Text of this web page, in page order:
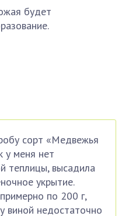
будет
сорт «Медвежья
у меня нет
теплицы, высадила
укрытие.
по 200 г,
виной недостаточно